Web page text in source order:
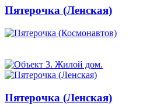
Пятерочка (Ленская)
Пятерочка (Ленская)